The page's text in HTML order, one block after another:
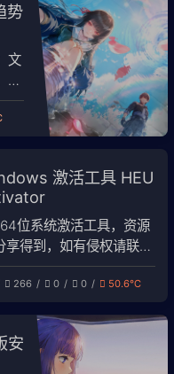
势
文
点
跳
激活工具 HEU
位系统激活工具，资源
享得到，如有侵权请联系
统之后，直接运行软
即可。
266 0 0 50.6℃
安